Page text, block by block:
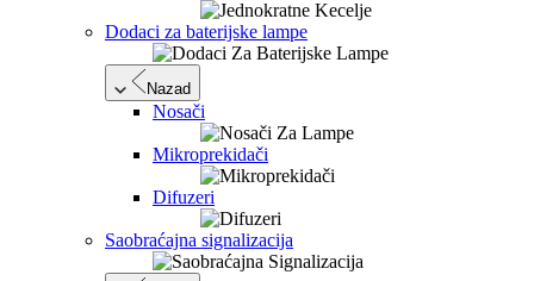
Dodaci za baterijske lampe
Nazad
Nosači
Mikroprekidači
Difuzeri
Saobraćajna signalizacija